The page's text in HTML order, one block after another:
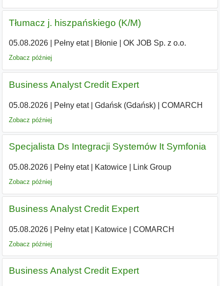
Tłumacz j. hiszpańskiego (K/M)
05.08.2026| Pełny etat| Błonie| OK JOB Sp. z o.o.
Zobacz później
Business Analyst Credit Expert
05.08.2026| Pełny etat| Gdańsk (Gdańsk)| COMARCH
Zobacz później
Specjalista Ds Integracji Systemów It Symfonia
05.08.2026| Pełny etat| Katowice| Link Group
Zobacz później
Business Analyst Credit Expert
05.08.2026| Pełny etat| Katowice| COMARCH
Zobacz później
Business Analyst Credit Expert